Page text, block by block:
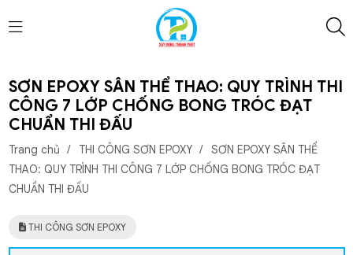
SƠN EPOXY SÂN THỂ THAO: QUY TRÌNH THI
CÔNG 7 LỚP CHỐNG BONG TRÓC ĐẠT
CHUẨN THI ĐẤU
Trang chủ / THI CÔNG SƠN EPOXY /
SƠN EPOXY SÂN THỂ
THAO: QUY TRÌNH THI CÔNG 7 LỚP CHỐNG BONG TRÓC ĐẠT
CHUẨN THI ĐẤU
THI CÔNG SƠN EPOXY